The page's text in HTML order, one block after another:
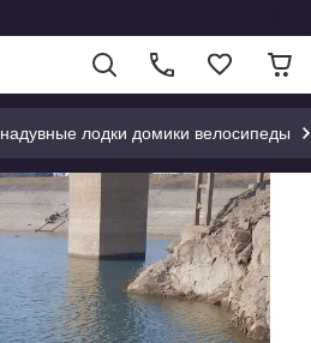
надувные лодки домики велосипеды